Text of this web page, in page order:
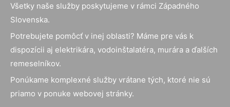
Všetky naše služby poskytujeme v rámci Západného
Slovenska.
Potrebujete pomôcť v inej oblasti? Máme pre vás k
dispozícii aj elektrikára, vodoinštalatéra, murára a ďalších
remeselníkov.
Ponúkame komplexné služby vrátane tých, ktoré nie sú
priamo v ponuke webovej stránky.